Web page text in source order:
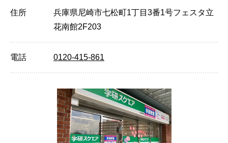
住所
兵庫県尼崎市七松町1丁目3番1号フェスタ立
花南館2F203
電話 0120-415-861